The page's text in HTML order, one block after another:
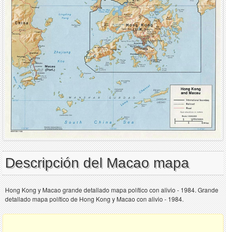
Descripción del Macao mapa
Hong Kong y Macao grande detallado mapa político con alivio - 1984. Grande
detallado mapa político de Hong Kong y Macao con alivio - 1984.